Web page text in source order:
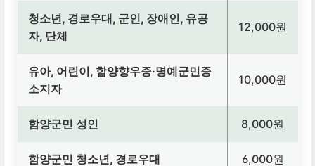
청소년, 경로우대, 군인, 장애인, 유공
자, 단체
12,000원
유아, 어린이, 함양향우증·명예군민증
소지자
10,000원
함양군민 성인 8,000원
함양군민 청소년, 경로우대 6,000원